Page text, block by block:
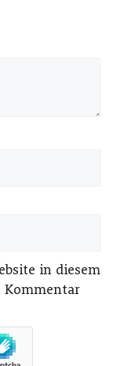
in diesem
Kommentar